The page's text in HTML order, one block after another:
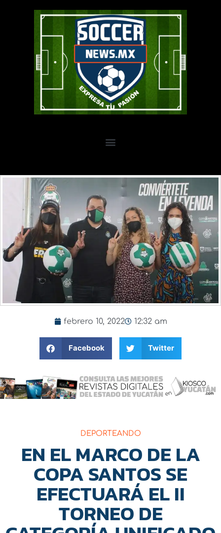
febrero 10, 2022 12:32 am
Facebook Twitter
DEPORTEANDO
EN EL MARCO DE LA
COPA SANTOS SE
EFECTUARÁ EL II
TORNEO DE